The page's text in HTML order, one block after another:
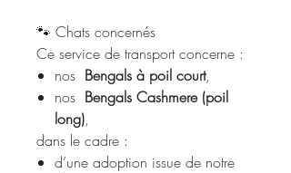
🐾 Chats concernés
Ce service de transport concerne :
nos Bengals à poil court,
nos Bengals Cashmere (poil
long),
dans le cadre :
d’une adoption issue de notre